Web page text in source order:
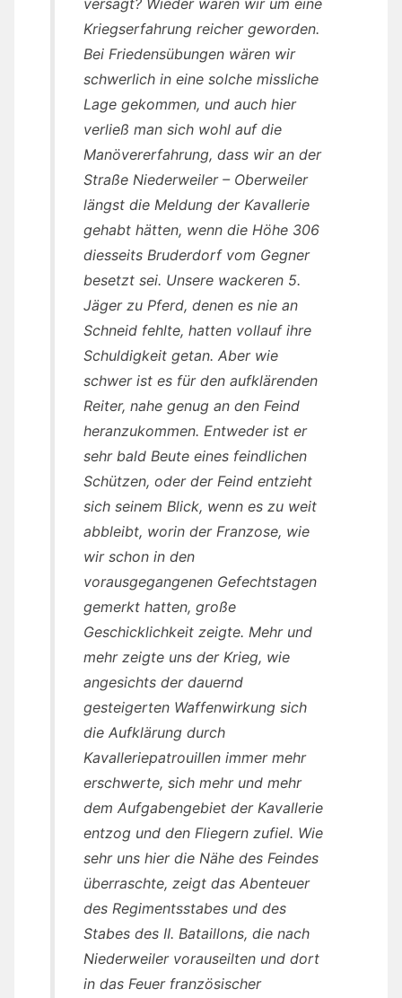
Kriegserfahrung reicher geworden.
Bei Friedensübungen wären wir
schwerlich in eine solche missliche
Lage gekommen, und auch hier
verließ man sich wohl auf die
Manövererfahrung, dass wir an der
Straße Niederweiler – Oberweiler
längst die Meldung der Kavallerie
gehabt hätten, wenn die Höhe 306
diesseits Bruderdorf vom Gegner
besetzt sei. Unsere wackeren 5.
Jäger zu Pferd, denen es nie an
Schneid fehlte, hatten vollauf ihre
Schuldigkeit getan. Aber wie
schwer ist es für den aufklärenden
Reiter, nahe genug an den Feind
heranzukommen. Entweder ist er
sehr bald Beute eines feindlichen
Schützen, oder der Feind entzieht
sich seinem Blick, wenn es zu weit
abbleibt, worin der Franzose, wie
wir schon in den
vorausgegangenen Gefechtstagen
gemerkt hatten, große
Geschicklichkeit zeigte. Mehr und
mehr zeigte uns der Krieg, wie
angesichts der dauernd
gesteigerten Waffenwirkung sich
die Aufklärung durch
Kavalleriepatrouillen immer mehr
erschwerte, sich mehr und mehr
dem Aufgabengebiet der Kavallerie
entzog und den Fliegern zufiel. Wie
sehr uns hier die Nähe des Feindes
überraschte, zeigt das Abenteuer
des Regimentsstabes und des
Stabes des II. Bataillons, die nach
Niederweiler vorauseilten und dort
in das Feuer französischer